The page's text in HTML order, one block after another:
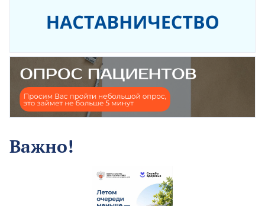
Важно!